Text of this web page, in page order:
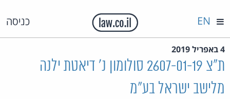
כניסה EN
4 באפריל 2019
ת"צ 2607-01-19 סולומון נ' דיאטת ילנה
מלישב ישראל בע"מ